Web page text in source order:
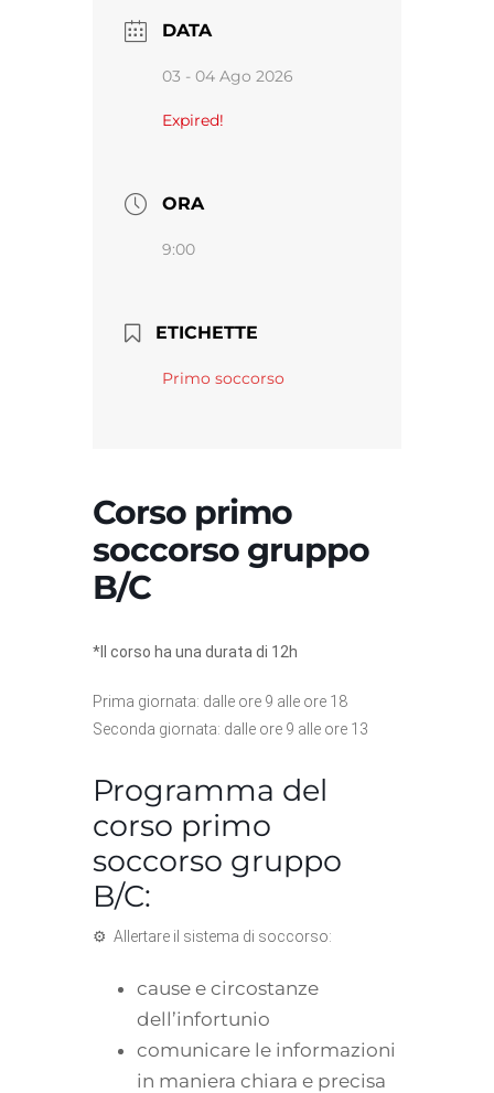
DATA
03 - 04 Ago 2026
Expired!
ORA
9:00
ETICHETTE
Primo soccorso
Corso primo
soccorso gruppo
B/C
*Il corso ha una durata di 12h
Prima giornata: dalle ore 9 alle ore 18
Seconda giornata: dalle ore 9 alle ore 13
Programma del
corso primo
soccorso gruppo
B/C:
⚙ Allertare il sistema di soccorso:
cause e circostanze
dell’infortunio
comunicare le informazioni
in maniera chiara e precisa